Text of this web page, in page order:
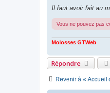
Il faut avoir fait au
Vous ne pouvez pas
Molosses GTWeb
Répondre
Revenir à « Accueil